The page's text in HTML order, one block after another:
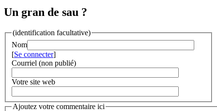
Un gran de sau ?
(identification facultative)
Nom
[Se connecter]
Courriel (non publié)
Votre site web
Ajoutez votre commentaire ici